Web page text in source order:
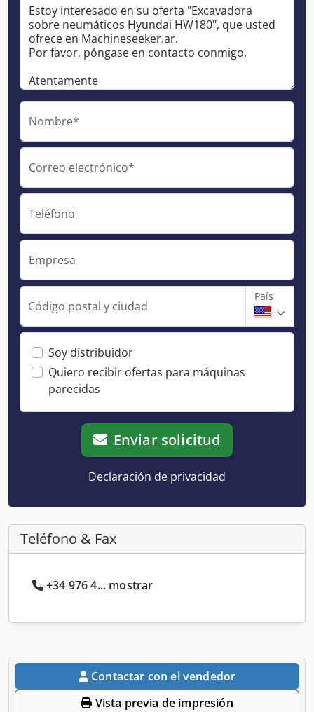
Nombre*
Correo electrónico*
Teléfono
Empresa
Código postal y ciudad
País
Soy distribuidor
Quiero recibir ofertas para máquinas
parecidas
Enviar solicitud
Declaración de privacidad
Teléfono & Fax
+34 976 4... mostrar
Contactar con el vendedor
Vista previa de impresión